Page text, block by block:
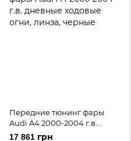
Передние тюнинг фары
Audi A4 2000-2004 г.в.
дневные ходовые огни,
17 861 грн